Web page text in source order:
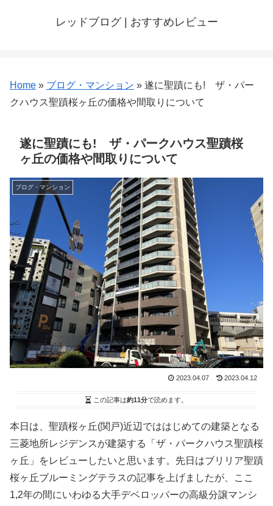
レッドブログ | おすすめレビュー
Home » ブログ・マンション » 遂に聖蹟にも! ザ・パー
クハウス聖蹟桜ヶ丘の価格や間取りについて
遂に聖蹟にも! ザ・パークハウス聖蹟桜
ヶ丘の価格や間取りについて
ブログ・マンション
2023.04.07 2023.04.12
この記事は約11分で読めます。
本日は、聖蹟桜ヶ丘(関戸)近辺でははじめての建築となる
三菱地所レジデンスが建築する「ザ・パークハウス聖蹟桜
ヶ丘」をレビューしたいと思います。先日はブリリア聖蹟
桜ヶ丘ブルーミングテラスの記事を上げましたが、ここ
1,2年の間にいわゆる大手デベロッパーの高級分譲マンシ